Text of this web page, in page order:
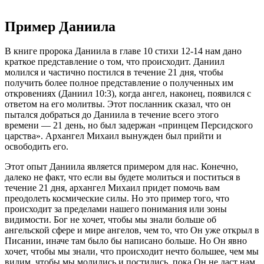
Пример Даниила
В книге пророка Даниила в главе 10 стихи 12-14 нам дано
краткое представление о том, что происходит. Даниил
молился и частично постился в течение 21 дня, чтобы
получить более полное представление о полученных им
откровениях (Даниил 10:3), когда ангел, наконец, появился с
ответом на его молитвы. Этот посланник сказал, что он
пытался добраться до Даниила в течение всего этого
времени — 21 день, но был задержан «принцем Персидского
царства». Архангел Михаил вынужден был прийти и
освободить его.
Этот опыт Даниила является примером для нас. Конечно,
далеко не факт, что если вы будете молиться и поститься в
течение 21 дня, архангел Михаил придет помочь вам
преодолеть космические силы. Но это пример того, что
происходит за пределами нашего понимания или зоны
видимости. Бог не хочет, чтобы мы знали больше об
ангельской сфере и мире ангелов, чем то, что Он уже открыл в
Писании, иначе там было бы написано больше. Но Он явно
хочет, чтобы мы знали, что происходит нечто большее, чем мы